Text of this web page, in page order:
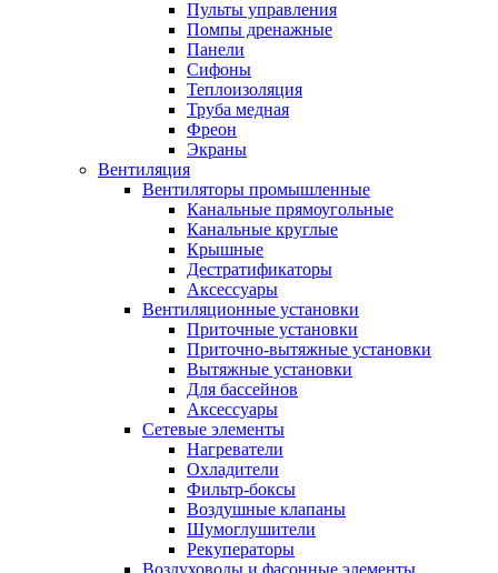
Пульты управления
Помпы дренажные
Панели
Сифоны
Теплоизоляция
Труба медная
Фреон
Экраны
Вентиляция
Вентиляторы промышленные
Канальные прямоугольные
Канальные круглые
Крышные
Дестратификаторы
Аксессуары
Вентиляционные установки
Приточные установки
Приточно-вытяжные установки
Вытяжные установки
Для бассейнов
Аксессуары
Сетевые элементы
Нагреватели
Охладители
Фильтр-боксы
Воздушные клапаны
Шумоглушители
Рекуператоры
Воздуховоды и фасонные элементы